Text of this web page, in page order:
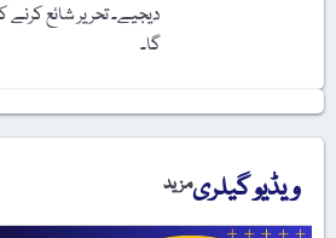
دیجیے۔ تحریر شائع کرنے
گا۔
ویڈیو گیلریمزید